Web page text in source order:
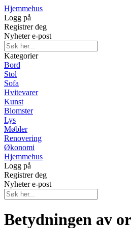
Hjemmehus
Logg på
Registrer deg
Nyheter e-post
Kategorier
Bord
Stol
Sofa
Hvitevarer
Kunst
Blomster
Lys
Møbler
Renovering
Økonomi
Hjemmehus
Logg på
Registrer deg
Nyheter e-post
Betydningen av